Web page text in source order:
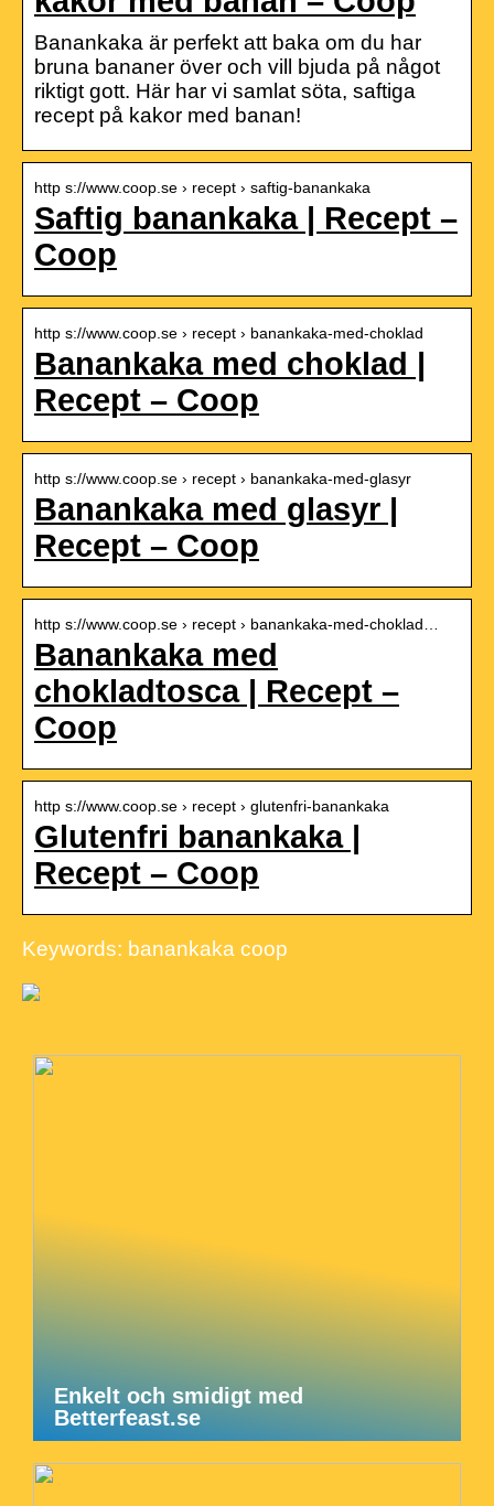
Banankaka är perfekt att baka om du har
bruna bananer över och vill bjuda på något
riktigt gott. Här har vi samlat söta, saftiga
recept på kakor med banan!
http s://www.coop.se › recept › saftig-banankaka
Saftig banankaka | Recept –
Coop
http s://www.coop.se › recept › banankaka-med-choklad
Banankaka med choklad |
Recept – Coop
http s://www.coop.se › recept › banankaka-med-glasyr
Banankaka med glasyr |
Recept – Coop
http s://www.coop.se › recept › banankaka-med-choklad…
Banankaka med
chokladtosca | Recept –
Coop
http s://www.coop.se › recept › glutenfri-banankaka
Glutenfri banankaka |
Recept – Coop
Keywords: banankaka coop
Enkelt och smidigt med
Betterfeast.se